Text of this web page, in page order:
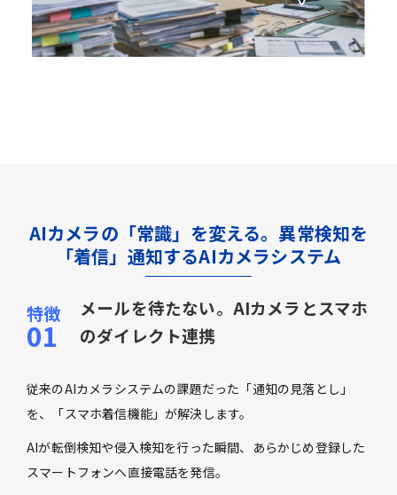
AIカメラの「常識」を変える。異常検知を
「着信」通知するAIカメラシステム
メールを待たない。AIカメラとスマホ
のダイレクト連携
従来のAIカメラシステムの課題だった「通知の見落とし」
を、「スマホ着信機能」が解決します。
AIが転倒検知や侵入検知を行った瞬間、あらかじめ登録した
スマートフォンへ直接電話を発信。